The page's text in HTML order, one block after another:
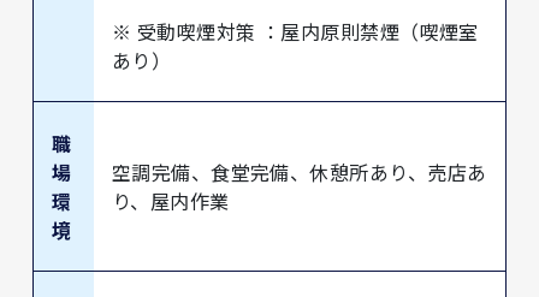
※ 受動喫煙対策 ：屋内原則禁煙（喫煙室
あり）
職
場
環
境
空調完備、食堂完備、休憩所あり、売店あ
り、屋内作業